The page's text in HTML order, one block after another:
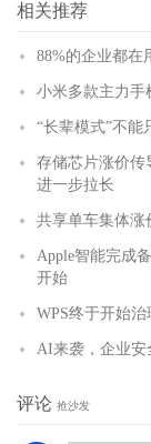
相关推荐
88%的企业都在
小米多款主力手
“长辈模式”不
存储芯片涨价传
进一步拉长
共享单车集体涨
Apple智能完成
开始
WPS终于开始
AI来袭，企业安
评论 抢沙发